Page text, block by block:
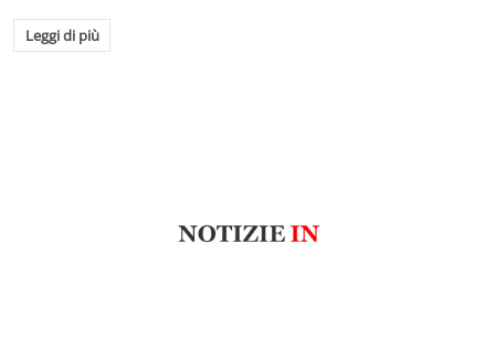
Leggi di più